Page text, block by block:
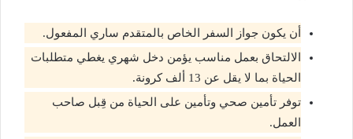
أن يكون جواز السفر الخاص بالمتقدم ساري المفعول.
الالتحاق بعمل مناسب يؤمن دخل شهري يغطي متطلبات
الحياة بما لا يقل عن 13 ألف كرونة.
توفر تأمين صحي وتأمين على الحياة من قِبل صاحب
العمل.